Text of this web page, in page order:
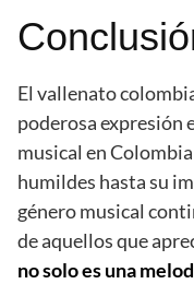
El vallenato
poderosa expresión
musical en
humildes hasta su
género musical
de aquellos que
no solo es una